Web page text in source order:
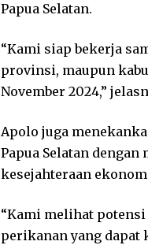
Papua Selatan.
“Kami siap bekerja
provinsi, maupun
November 2024,”
Apolo juga
Papua Selatan
kesejahteraan
“Kami melihat potensi
perikanan yang dapat